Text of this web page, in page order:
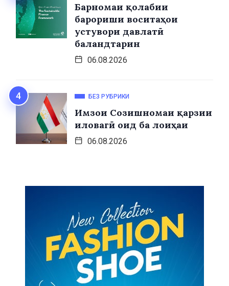
Барномаи қолабии
барориши воситаҳои
устувори давлатӣ
баландтарин
06.08.2026
БЕЗ РУБРИКИ
Имзои Созишномаи қарзии
иловагӣ оид ба лоиҳаи
06.08.2026